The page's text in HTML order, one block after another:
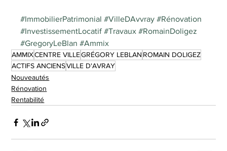
#ImmobilierPatrimonial #VilleDAvvray #Rénovation
#InvestissementLocatif #Travaux #RomainDoligez
#GregoryLeBlan #Ammix
AMMIXCENTRE VILLEGRÉGORY LEBLAN ROMAIN DOLIGEZ
ACTIFS ANCIENSVILLE D'AVRAY
Nouveautés
Rénovation
Rentabilité